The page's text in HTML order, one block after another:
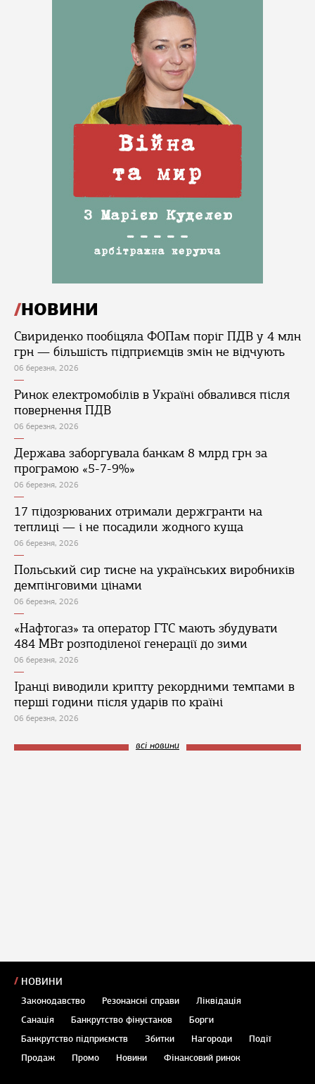
НОВИНИ
Свириденко пообіцяла ФОПам поріг ПДВ у 4 млн
грн — більшість підприємців змін не відчують
06 березня, 2026
Ринок електромобілів в Україні обвалився після
повернення ПДВ
06 березня, 2026
Держава заборгувала банкам 8 млрд грн за
програмою «5-7-9%»
06 березня, 2026
17 підозрюваних отримали держгранти на
теплиці — і не посадили жодного куща
06 березня, 2026
Польський сир тисне на українських виробників
демпінговими цінами
06 березня, 2026
«Нафтогаз» та оператор ГТС мають збудувати
484 МВт розподіленої генерації до зими
06 березня, 2026
Іранці виводили крипту рекордними темпами в
перші години після ударів по країні
06 березня, 2026
всі новини
НОВИНИ
Законодавство Резонансні справи
Ліквідація
Санація
Банкрутство фінустанов
Борги
Банкрутство підприємств
Збитки Нагороди
Події
Продаж
Промо Новини Фінансовий ринок